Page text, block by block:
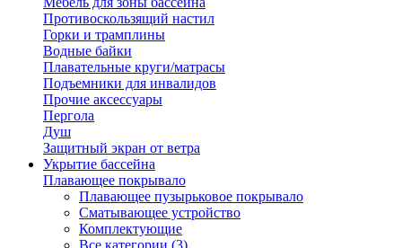
Противоскользящий настил
Горки и трамплины
Водные байки
Плавательные круги/матрасы
Подъемники для инвалидов
Прочие аксессуары
Пергола
Душ
Защитный экран от ветра
Укрытие бассейна
Плавающее покрывало
Плавающее пузырьковое покрывало
Сматывающее устройство
Комплектующие
Все категории (3)